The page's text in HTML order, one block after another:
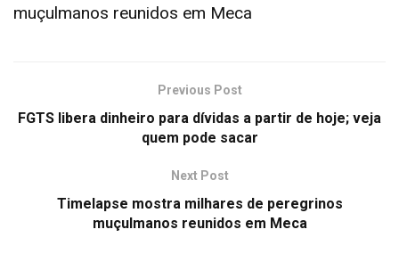
muçulmanos reunidos em Meca
Previous Post
FGTS libera dinheiro para dívidas a partir de hoje; veja
quem pode sacar
Next Post
Timelapse mostra milhares de peregrinos
muçulmanos reunidos em Meca